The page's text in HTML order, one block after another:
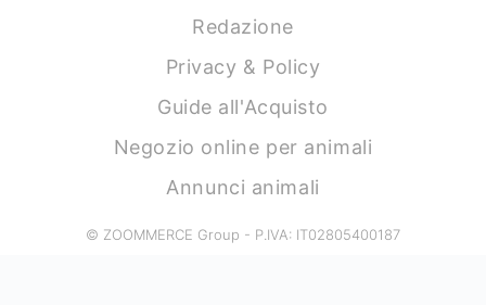
Redazione
Privacy & Policy
Guide all'Acquisto
Negozio online per animali
Annunci animali
© ZOOMMERCE Group - P.IVA: IT02805400187